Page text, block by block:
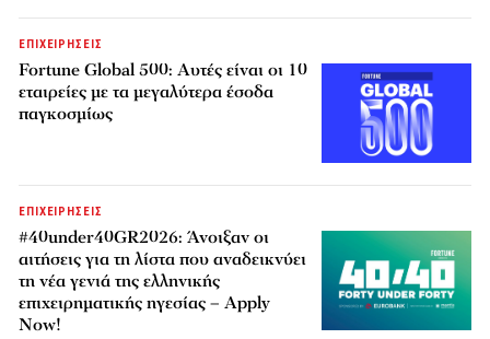
ΕΠΙΧΕΙΡΗΣΕΙΣ
Fortune Global 500: Αυτές είναι οι 10
εταιρείες με τα μεγαλύτερα έσοδα
παγκοσμίως
ΕΠΙΧΕΙΡΗΣΕΙΣ
#40under40GR2026: Άνοιξαν οι
αιτήσεις για τη λίστα που αναδεικνύει
τη νέα γενιά της ελληνικής
επιχειρηματικής ηγεσίας – Apply
Now!